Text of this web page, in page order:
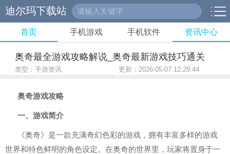
迪尔玛下载站
首页 手机游戏 手机软件 资讯中心
奥奇最全游戏攻略解说_奥奇最新游戏技巧通关
类型：手游资讯 更新：2026-05-07 12:29:44
奥奇游戏攻略
一、游戏简介
《奥奇》是一款充满奇幻色彩的游戏，拥有丰富多样的游戏
世界和特色鲜明的角色设定。在奥奇的世界里，玩家将置身于一